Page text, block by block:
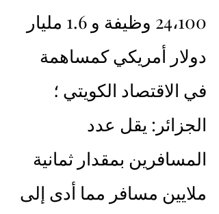
24،100 وظيفة و 1.6 مليار
دولار أمريكي كمساهمة
في الاقتصاد الكويتي ؛
الجزائر: يقل عدد
المسافرين بمقدار ثمانية
ملايين مسافر مما أدى إلى